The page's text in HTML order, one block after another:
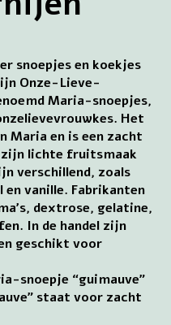
snoepjes en koekjes
Onze-Lieve-
Maria-snoepjes,
Het
Maria en is een zacht
zijn lichte fruitsmaak
verschillend, zoals
vanille. Fabrikanten
dextrose, gelatine,
In de handel zijn
geschikt voor
snoepje “guimauve”
staat voor zacht